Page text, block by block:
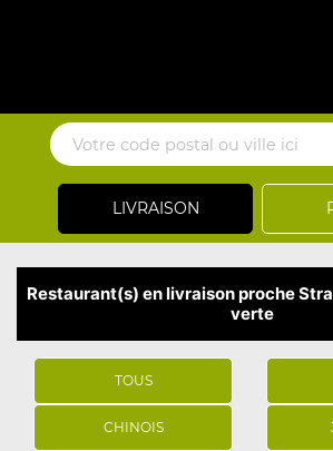
LIVRAISON
Restaurant(s) en livraison proche
verte
TOUS
CHINOIS